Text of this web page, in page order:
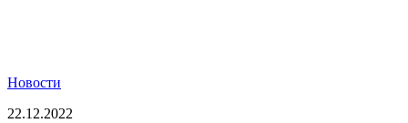
Новости
22.12.2022